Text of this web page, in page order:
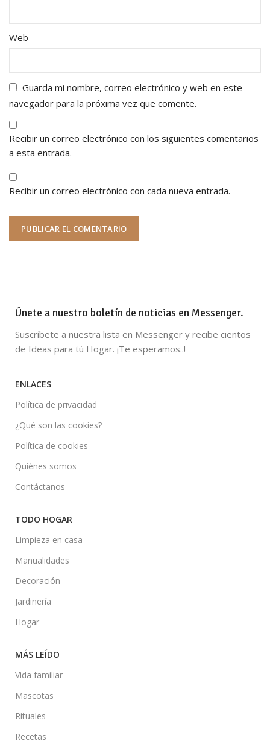
Web
Guarda mi nombre, correo electrónico y web en este
navegador para la próxima vez que comente.
Recibir un correo electrónico con los siguientes comentarios
a esta entrada.
Recibir un correo electrónico con cada nueva entrada.
Únete a nuestro boletín de noticias en Messenger.
Suscríbete a nuestra lista en Messenger y recibe cientos
de Ideas para tú Hogar. ¡Te esperamos..!
ENLACES
Política de privacidad
¿Qué son las cookies?
Política de cookies
Quiénes somos
Contáctanos
TODO HOGAR
Limpieza en casa
Manualidades
Decoración
Jardinería
Hogar
MÁS LEÍDO
Vida familiar
Mascotas
Rituales
Recetas